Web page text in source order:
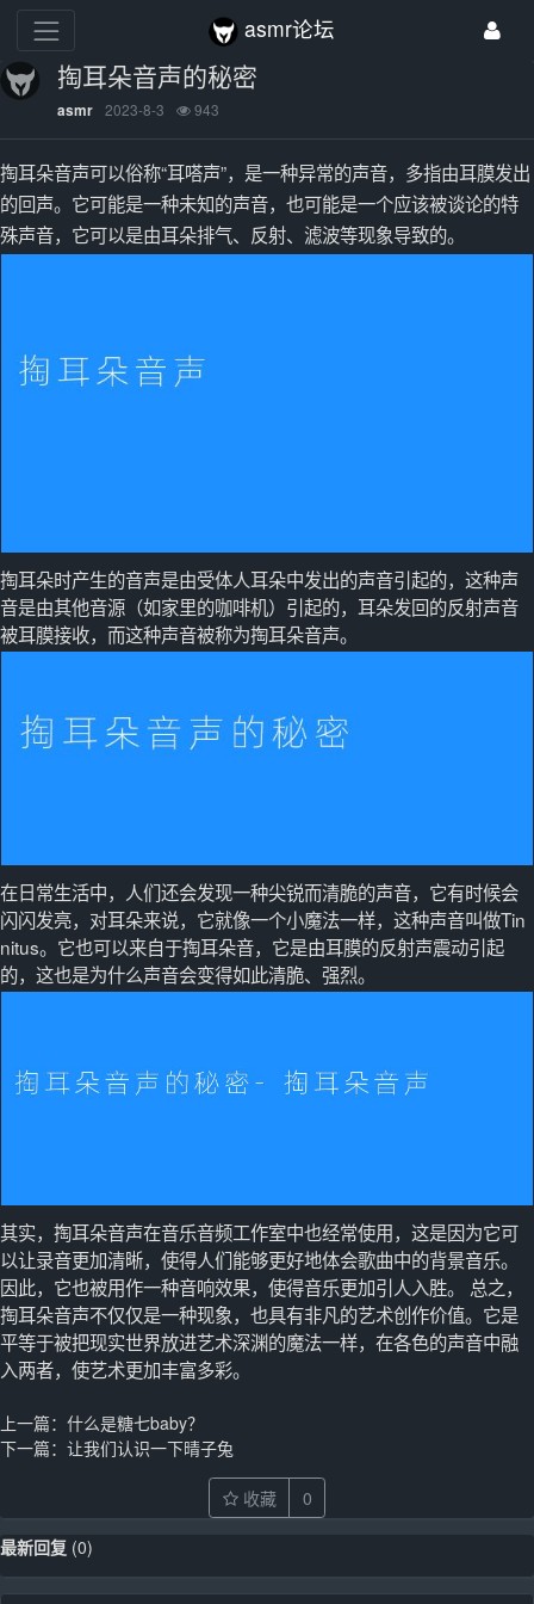
asmr论坛
掏耳朵音声的秘密
asmr 2023-8-3 943
掏耳朵音声可以俗称“耳嗒声”，是一种异常的声音，多指由耳膜发出
的回声。它可能是一种未知的声音，也可能是一个应该被谈论的特
殊声音，它可以是由耳朵排气、反射、滤波等现象导致的。
掏耳朵时产生的音声是由受体人耳朵中发出的声音引起的，这种声
音是由其他音源（如家里的咖啡机）引起的，耳朵发回的反射声音
被耳膜接收，而这种声音被称为掏耳朵音声。
在日常生活中，人们还会发现一种尖锐而清脆的声音，它有时候会
闪闪发亮，对耳朵来说，它就像一个小魔法一样，这种声音叫做Tin
nitus。它也可以来自于掏耳朵音，它是由耳膜的反射声震动引起
的，这也是为什么声音会变得如此清脆、强烈。
其实，掏耳朵音声在音乐音频工作室中也经常使用，这是因为它可
以让录音更加清晰，使得人们能够更好地体会歌曲中的背景音乐。
因此，它也被用作一种音响效果，使得音乐更加引人入胜。 总之，
掏耳朵音声不仅仅是一种现象，也具有非凡的艺术创作价值。它是
平等于被把现实世界放进艺术深渊的魔法一样，在各色的声音中融
入两者，使艺术更加丰富多彩。
上一篇： 什么是糖七baby？
下一篇： 让我们认识一下晴子兔
收藏 0
最新回复 (0)